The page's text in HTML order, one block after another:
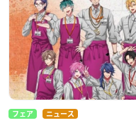
フェア ニュース